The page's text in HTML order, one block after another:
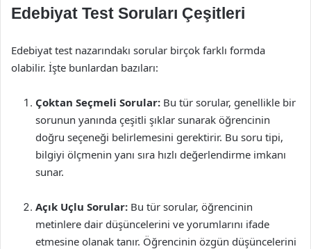
Edebiyat Test Soruları Çeşitleri
Edebiyat test nazarındakı sorular birçok farklı formda
olabilir. İşte bunlardan bazıları:
Çoktan Seçmeli Sorular: Bu tür sorular, genellikle bir
sorunun yanında çeşitli şıklar sunarak öğrencinin
doğru seçeneği belirlemesini gerektirir. Bu soru tipi,
bilgiyi ölçmenin yanı sıra hızlı değerlendirme imkanı
sunar.
Açık Uçlu Sorular: Bu tür sorular, öğrencinin
metinlere dair düşüncelerini ve yorumlarını ifade
etmesine olanak tanır. Öğrencinin özgün düşüncelerini